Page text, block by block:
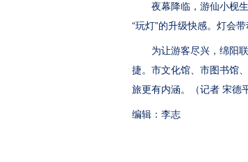
夜幕降临，游仙小枧生
“玩灯”的升级快感。灯会
为让游客尽兴，绵阳联
捷。市文化馆、市图书馆
旅更有内涵。（记者 宋德
编辑：李志